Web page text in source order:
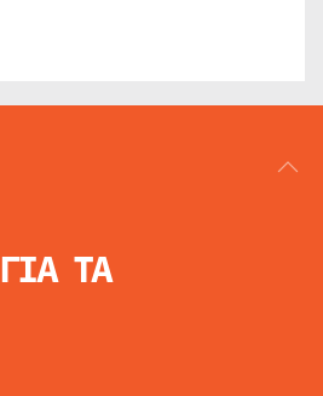
ΓΙΑ ΤΑ